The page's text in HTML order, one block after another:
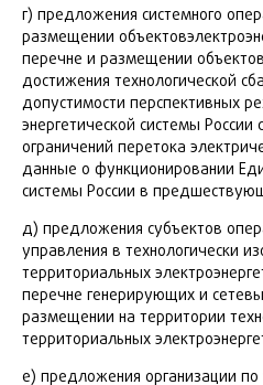
г) предложения системного
размещении
перечне и размещении
достижения технологической
допустимости перспективных
энергетической системы России
ограничений перетока
данные о функционировании
системы России в
д) предложения субъектов
управления в технологически
территориальных
перечне генерирующих и
размещении на территории
территориальных
е) предложения организации